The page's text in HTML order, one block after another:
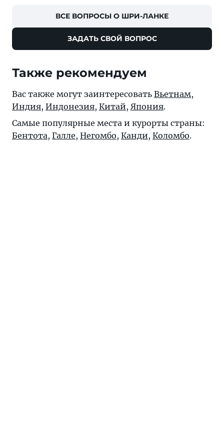
ВСЕ ВОПРОСЫ О ШРИ-ЛАНКЕ
ЗАДАТЬ СВОЙ ВОПРОС
Также рекомендуем
Вас также могут заинтересовать Вьетнам,
Индия, Индонезия, Китай, Япония.
Самые популярные места и курорты страны:
Бентота, Галле, Негомбо, Канди, Коломбо.